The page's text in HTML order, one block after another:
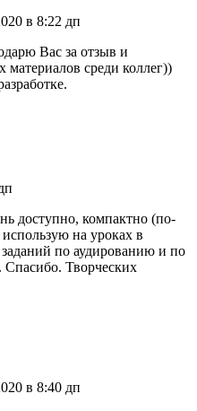
в 8:22 дп
Вас за отзыв и
среди коллег))
доступно, компактно (по-
на уроках в
по аудированию и по
Спасибо. Творческих
в 8:40 дп